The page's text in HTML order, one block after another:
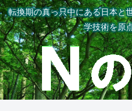
転換期の真っ只中にある日本と
学技術を原